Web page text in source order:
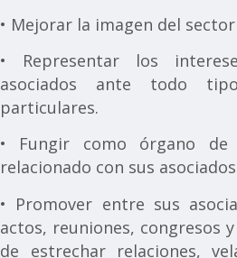
• Mejorar la imagen del
• Representar los
asociados ante todo
particulares.
• Fungir como órgano
relacionado con sus
• Promover entre sus
actos, reuniones, congresos
de estrechar relaciones,